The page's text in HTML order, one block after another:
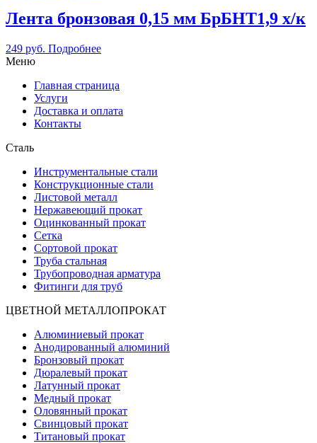
Лента бронзовая 0,15 мм БрБНТ1,9 х/к
249 руб. Подробнее
Меню
Главная страница
Услуги
Доставка и оплата
Контакты
Сталь
Инструментальные стали
Конструкционные стали
Листовой металл
Нержавеющий прокат
Оцинкованный прокат
Сетка
Сортовой прокат
Труба стальная
Трубопроводная арматура
Фитинги для труб
ЦВЕТНОЙ МЕТАЛЛОПРОКАТ
Алюминиевый прокат
Анодированный алюминий
Бронзовый прокат
Дюралевый прокат
Латунный прокат
Медный прокат
Оловянный прокат
Свинцовый прокат
Титановый прокат